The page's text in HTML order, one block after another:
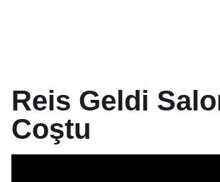
Reis Geldi
Coştu